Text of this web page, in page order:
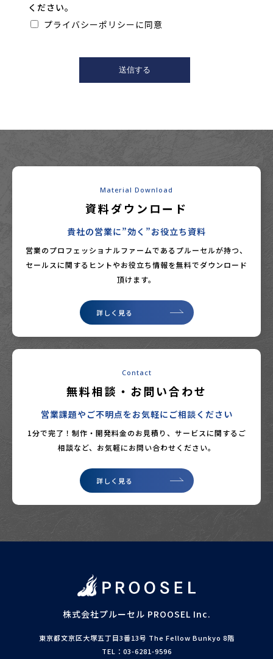
ください。
プライバシーポリシーに同意
Material Download
資料ダウンロード
貴社の営業に”効く”お役立ち資料
営業のプロフェッショナルファームであるプルーセルが持つ、
セールスに関するヒントやお役立ち情報を無料でダウンロード
頂けます。
詳しく見る
Contact
無料相談・お問い合わせ
営業課題やご不明点をお気軽にご相談ください
1分で完了！制作・開発料金のお見積り、サービスに関するご
相談など、 お気軽にお問い合わせください。
詳しく見る
株式会社プルーセル PROOSEL Inc.
東京都文京区大塚五丁目3番13号 The Fellow Bunkyo 8階
TEL：03-6281-9596